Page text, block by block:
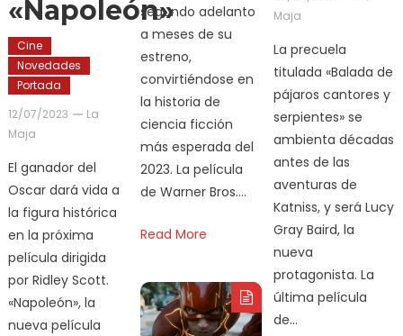
«Napoleón»
Cine
Novedades
Portada
12/07/2023
La
Maja
El ganador del
Oscar dará vida a
la figura histórica
en la próxima
película dirigida
por Ridley Scott.
«Napoleón», la
nueva película
segundo adelanto
a meses de su
estreno,
convirtiéndose en
la historia de
ciencia ficción
más esperada del
2023. La película
de Warner Bros….
Read More
Maja
La precuela
titulada «Balada de
pájaros cantores y
serpientes» se
ambienta décadas
antes de las
aventuras de
Katniss, y será Lucy
Gray Baird, la
nueva
protagonista. La
última película
de…